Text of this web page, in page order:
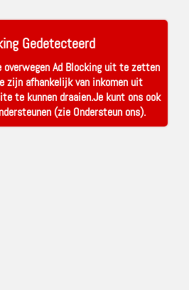
Gedetecteerd
Ad Blocking uit te zetten
zijn afhankelijk van inkomen uit
te kunnen draaien.Je kunt ons ook
(zie Ondersteun ons).